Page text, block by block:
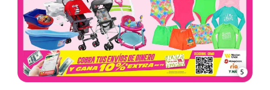
5